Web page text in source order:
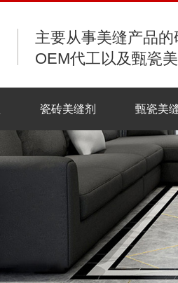
主要从事美缝产品的
OEM代工以及甄瓷
瓷砖美缝剂 甄瓷美